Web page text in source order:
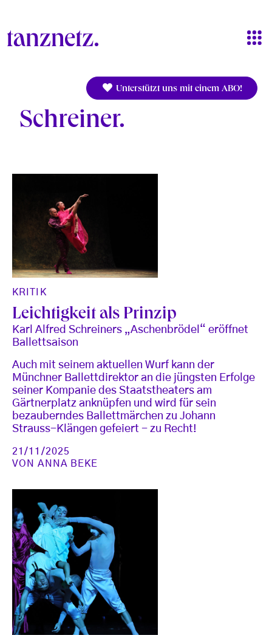
Unterstützt uns mit einem ABO!
Schreiner
KRITIK
Leichtigkeit als Prinzip
Karl Alfred Schreiners „Aschenbrödel“ eröffnet
Ballettsaison
Auch mit seinem aktuellen Wurf kann der
Münchner Ballettdirektor an die jüngsten Erfolge
seiner Kompanie des Staatstheaters am
Gärtnerplatz anknüpfen und wird für sein
bezauberndes Ballettmärchen zu Johann
Strauss-Klängen gefeiert - zu Recht!
21/11/2025
VONANNA BEKE